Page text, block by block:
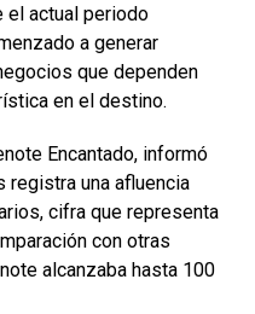
el actual periodo
a generar
que dependen
en el destino.
Encantado, informó
registra una afluencia
cifra que representa
con otras
alcanzaba hasta 100